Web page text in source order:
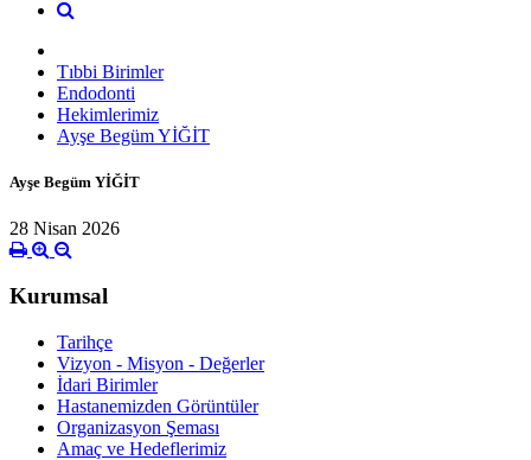
Tıbbi Birimler
Endodonti
Hekimlerimiz
Ayşe Begüm YİĞİT
Ayşe Begüm YİĞİT
28 Nisan 2026
Kurumsal
Tarihçe
Vizyon - Misyon - Değerler
İdari Birimler
Hastanemizden Görüntüler
Organizasyon Şeması
Amaç ve Hedeflerimiz